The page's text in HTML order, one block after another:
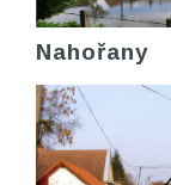
Nahořany